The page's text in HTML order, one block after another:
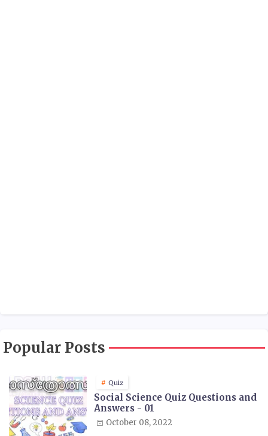
Popular Posts
Quiz
Social Science Quiz Questions and
Answers - 01
October 08, 2022